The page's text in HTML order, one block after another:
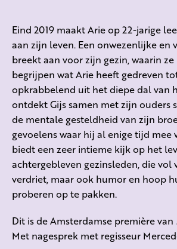
Eind 2019 maakt Arie op 22-jarige
aan zijn leven. Een onwezenlijke en
breekt aan voor zijn gezin, waarin
begrijpen wat Arie heeft gedreven
opkrabbelend uit het diepe dal van
ontdekt Gijs samen met zijn ouders
de mentale gesteldheid van zijn
gevoelens waar hij al enige tijd mee
biedt een zeer intieme kijk op het
achtergebleven gezinsleden, die vol
verdriet, maar ook humor en hoop
proberen op te pakken.
Dit is de Amsterdamse première van
Met nagesprek met regisseur